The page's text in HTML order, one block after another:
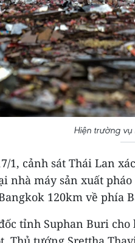
Hiện trường
1, cảnh sát Thái Lan
nhà máy sản xuất
120km về phía
tỉnh Suphan Buri